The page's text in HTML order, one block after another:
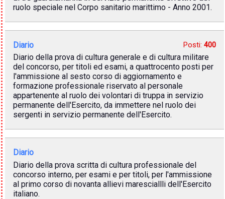
ruolo speciale nel Corpo sanitario marittimo - Anno 2001.
Diario Posti: 400
Diario della prova di cultura generale e di cultura militare
del concorso, per titoli ed esami, a quattrocento posti per
l'ammissione al sesto corso di aggiornamento e
formazione professionale riservato al personale
appartenente al ruolo dei volontari di truppa in servizio
permanente dell'Esercito, da immettere nel ruolo dei
sergenti in servizio permanente dell'Esercito.
Diario
Diario della prova scritta di cultura professionale del
concorso interno, per esami e per titoli, per l'ammissione
al primo corso di novanta allievi maresciallli dell'Esercito
italiano.